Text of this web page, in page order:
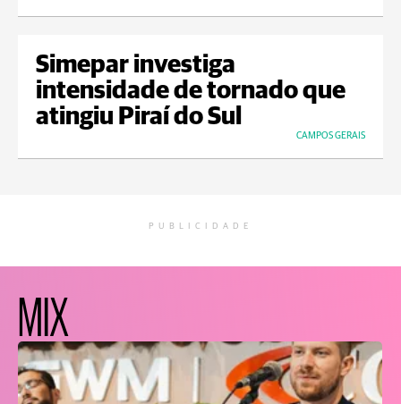
Simepar investiga
intensidade de tornado que
atingiu Piraí do Sul
CAMPOS GERAIS
PUBLICIDADE
MIX